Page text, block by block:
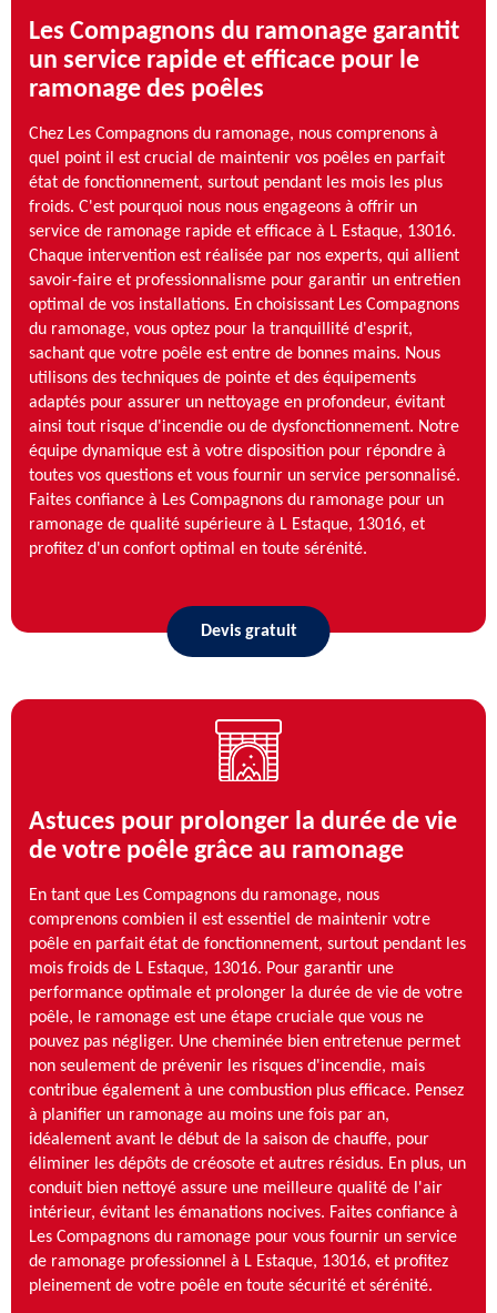
Les Compagnons du ramonage garantit
un service rapide et efficace pour le
ramonage des poêles
Chez Les Compagnons du ramonage, nous comprenons à
quel point il est crucial de maintenir vos poêles en parfait
état de fonctionnement, surtout pendant les mois les plus
froids. C'est pourquoi nous nous engageons à offrir un
service de ramonage rapide et efficace à L Estaque, 13016.
Chaque intervention est réalisée par nos experts, qui allient
savoir-faire et professionnalisme pour garantir un entretien
optimal de vos installations. En choisissant Les Compagnons
du ramonage, vous optez pour la tranquillité d'esprit,
sachant que votre poêle est entre de bonnes mains. Nous
utilisons des techniques de pointe et des équipements
adaptés pour assurer un nettoyage en profondeur, évitant
ainsi tout risque d'incendie ou de dysfonctionnement. Notre
équipe dynamique est à votre disposition pour répondre à
toutes vos questions et vous fournir un service personnalisé.
Faites confiance à Les Compagnons du ramonage pour un
ramonage de qualité supérieure à L Estaque, 13016, et
profitez d'un confort optimal en toute sérénité.
Devis gratuit
Astuces pour prolonger la durée de vie
de votre poêle grâce au ramonage
En tant que Les Compagnons du ramonage, nous
comprenons combien il est essentiel de maintenir votre
poêle en parfait état de fonctionnement, surtout pendant les
mois froids de L Estaque, 13016. Pour garantir une
performance optimale et prolonger la durée de vie de votre
poêle, le ramonage est une étape cruciale que vous ne
pouvez pas négliger. Une cheminée bien entretenue permet
non seulement de prévenir les risques d'incendie, mais
contribue également à une combustion plus efficace. Pensez
à planifier un ramonage au moins une fois par an,
idéalement avant le début de la saison de chauffe, pour
éliminer les dépôts de créosote et autres résidus. En plus, un
conduit bien nettoyé assure une meilleure qualité de l'air
intérieur, évitant les émanations nocives. Faites confiance à
Les Compagnons du ramonage pour vous fournir un service
de ramonage professionnel à L Estaque, 13016, et profitez
pleinement de votre poêle en toute sécurité et sérénité.